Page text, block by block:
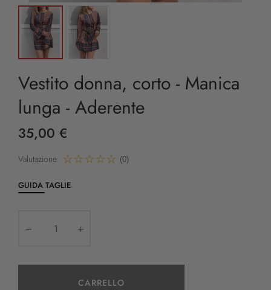
Vestito donna, corto - Manica
lunga - Aderente
35,00 €
Valutazione: (0)
GUIDA TAGLIE
CARRELLO